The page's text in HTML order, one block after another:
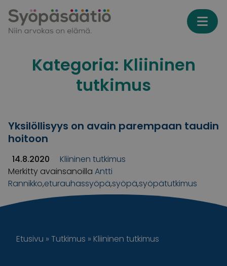
Kategoria: Kliininen
tutkimus
Yksilöllisyys on avain parempaan taudin
hoitoon
14.8.2020
Kliininen tutkimus
Merkitty avainsanoilla Antti
Rannikko,eturauhassyöpä,syöpä,syöpätutkimus
Etusivu » Tutkimus » Kliininen tutkimus